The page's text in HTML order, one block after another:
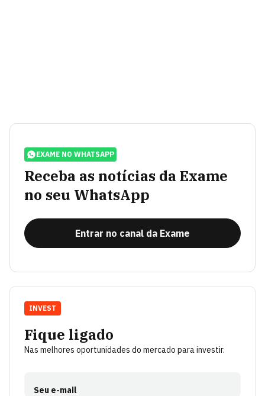
EXAME NO WHATSAPP
Receba as notícias da Exame
no seu WhatsApp
Entrar no canal da Exame
Fique ligado
Nas melhores oportunidades do mercado para investir.
Seu e-mail
INVEST